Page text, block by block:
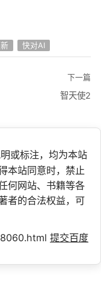
快对AI
下一篇
智天使2
或标注，均为本站
本站同意时，禁止
何网站、书籍等各
者的合法权益，可
提交百度